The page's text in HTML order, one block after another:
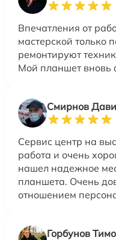
Впечатления от
мастерской только
ремонтируют
Мой планшет вновь
Смирнов
Сервис центр на
работа и очень
нашел надежное
планшета. Очень
отношением
Горбунов